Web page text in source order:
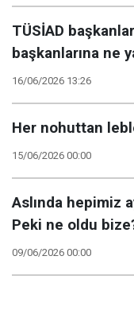
TÜSİAD
başkanlarına ne
16/06/2026 13:26
Her nohuttan
15/06/2026 00:00
Aslında hepimiz
Peki ne oldu
09/06/2026 00:00